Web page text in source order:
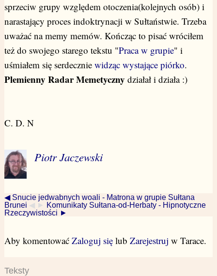
sprzeciw grupy względem otoczenia(kolejnych osób) i
narastający proces indoktrynacji w Sułtaństwie. Trzeba
uważać na memy memów. Kończąc to pisać wróciłem
też do swojego starego tekstu "Praca w grupie" i
uśmiałem się serdecznie widząc wystające piórko.
Plemienny Radar Memetyczny działał i działa :)
C. D. N
Piotr Jaczewski
◀ Snucie jedwabnych woali - Matrona w grupie Sułtana
Brunei ◀ ►
Komunikaty Sułtana-od-Herbaty - Hipnotyczne
Rzeczywistości ►
Aby komentować Zaloguj sięlub Zarejestruj w Tarace.
Teksty